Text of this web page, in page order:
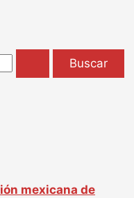
mexicana de